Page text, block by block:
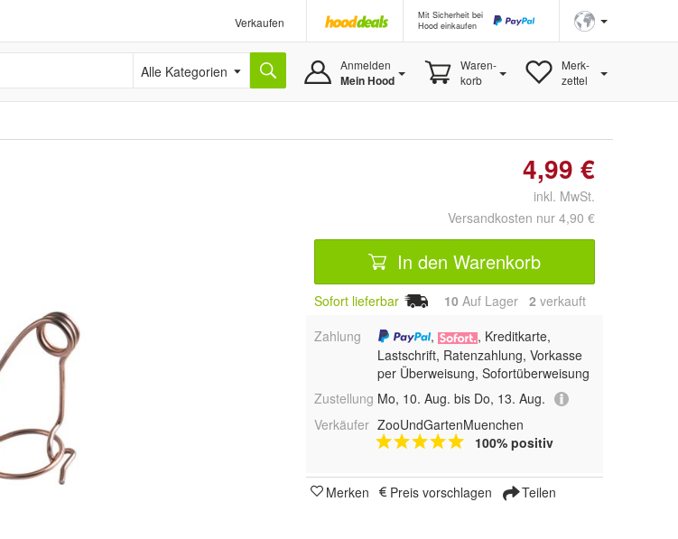
Verkaufen
Mit Sicherheit bei
Hood einkaufen
Alle Kategorien Anmelden
Mein Hood
Waren-
korb
Merk-
zettel
4,99 €
inkl. MwSt.
Versandkosten nur 4,90 €
In den Warenkorb
Sofort lieferbar 10 Auf Lager 2 verkauft
Zahlung
,
, Kreditkarte,
Lastschrift, Ratenzahlung, Vorkasse
per Überweisung, Sofortüberweisung
Zustellung Mo, 10. Aug. bis Do, 13. Aug.
Verkäufer ZooUndGartenMuenchen
100% positiv
Merken Preis vorschlagen Teilen